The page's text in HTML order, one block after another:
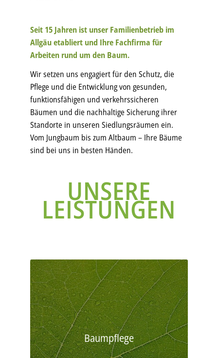
Seit 15 Jahren ist unser Familienbetrieb im
Allgäu etabliert und Ihre Fachfirma für
Arbeiten rund um den Baum.
Wir setzen uns engagiert für den Schutz, die
Pflege und die Entwicklung von gesunden,
funktionsfähigen und verkehrssicheren
Bäumen und die nachhaltige Sicherung ihrer
Standorte in unseren Siedlungsräumen ein.
Vom Jungbaum bis zum Altbaum – Ihre Bäume
sind bei uns in besten Händen.
UNSERE
LEISTUNGEN
Baumpflege